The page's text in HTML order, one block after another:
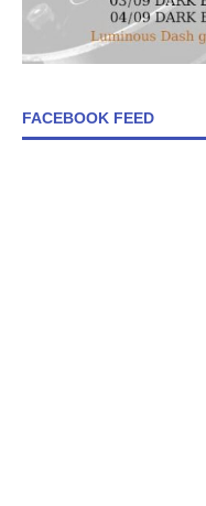
FACEBOOK FEED